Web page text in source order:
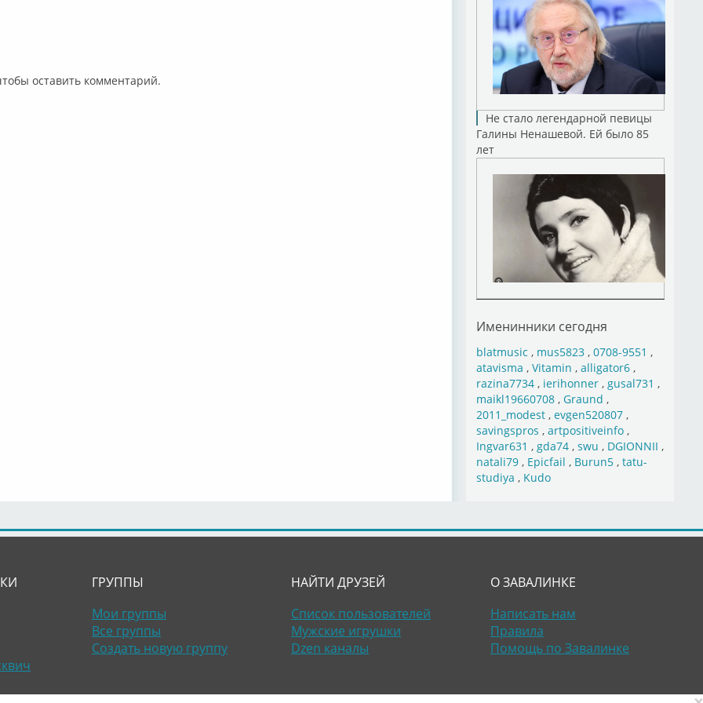
оставить комментарий.
Не стало легендарной певицы
Галины Ненашевой. Ей было 85
лет
Именинники сегодня
blatmusic , mus5823, 0708-9551 ,
atavisma , Vitamin , alligator6,
razina7734, ierihonner, gusal731 ,
maikl19660708, Graund ,
2011_modest, evgen520807,
savingspros , artpositiveinfo,
Ingvar631 , gda74, swu , DGIONNII ,
natali79, Epicfail , Burun5, tatu-
studiya , Kudo
ГРУППЫ
Мои группы
Все группы
Создать новую группу
НАЙТИ ДРУЗЕЙ
Список пользователей
Мужские игрушки
Dzen каналы
О ЗАВАЛИНКЕ
Написать нам
Правила
Помощь по Завалинке